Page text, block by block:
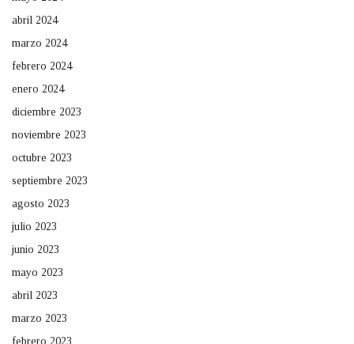
abril 2024
marzo 2024
febrero 2024
enero 2024
diciembre 2023
noviembre 2023
octubre 2023
septiembre 2023
agosto 2023
julio 2023
junio 2023
mayo 2023
abril 2023
marzo 2023
febrero 2023